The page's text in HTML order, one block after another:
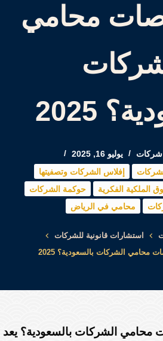
محامي
2025
يوليو 16, 2025
إفلاس الشركات وتصفيتها
الملكية الفكرية
حوكمة الشركات
محامي في الرياض
استشارات قانونية للشركات
محامي الشركات بالسعودية؟ 2025
محامي الشركات بالسعودية؟ يعد